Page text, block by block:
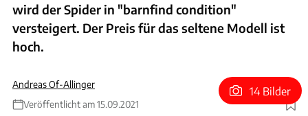
wird der Spider in "barnfind condition"
versteigert. Der Preis für das seltene Modell ist
hoch.
Andreas Of-Allinger
Veröffentlicht am 15.09.2021
Foto: Bonhams
14 Bilder